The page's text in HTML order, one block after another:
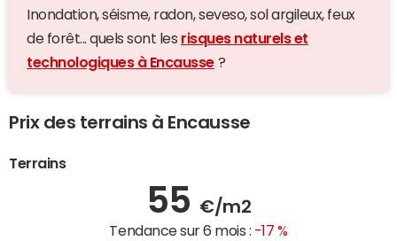
Inondation, séisme, radon, seveso, sol argileux, feux
de forêt... quels sont les risques naturels et
technologiques à Encausse ?
Prix des terrains à Encausse
Terrains
55 €/m2
Tendance sur 6 mois : -17 %